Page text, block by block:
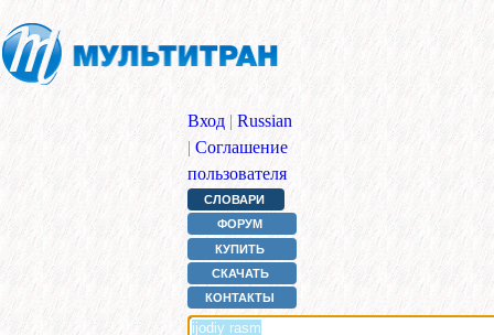
Вход | Russian
| Соглашение
пользователя
СЛОВАРИ
ФОРУМ
КУПИТЬ
СКАЧАТЬ
КОНТАКТЫ